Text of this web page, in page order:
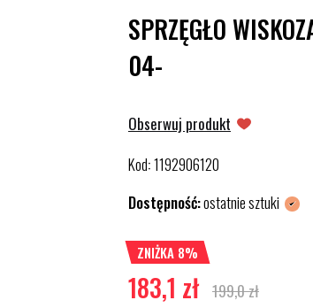
SPRZĘGŁO
04-
Obserwuj produkt
Kod:1192906120
Dostępność:ostatnie sztuki
ZNIŻKA 8%
183,1 zł 199,0 zł